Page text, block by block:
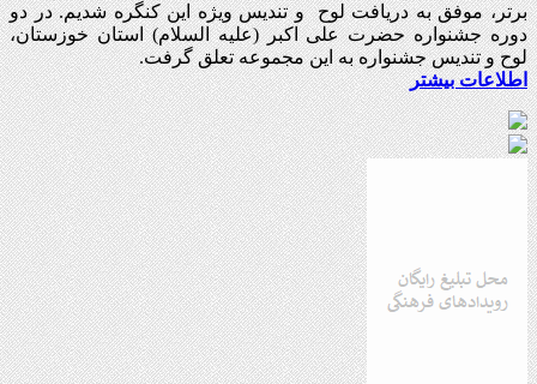
برتر، موفق به دریافت لوح و تندیس ویژه این کنگره شدیم. در دو
دوره جشنواره حضرت علی اکبر (علیه السلام) استان خوزستان،
لوح و تندیس جشنواره به این مجموعه تعلق گرفت.
اطلاعات بیشتر